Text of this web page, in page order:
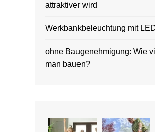
attraktiver wird
Werkbankbeleuchtung mit
ohne Baugenehmigung: Wie
man bauen?